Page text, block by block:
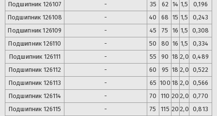
Подшипник 126107 - 35 62 14 1,5
0,196
Подшипник 126108 - 40 68 15 1,5
0,243
Подшипник 126109 - 45 75 16 1,5
0,308
Подшипник 126110 - 50 80 16 1,5
0,334
Подшипник 126111 - 55 90 18 2,0 0,489
Подшипник 126112 - 60 95 18 2,0 0,522
Подшипник 126113 - 65 100 18 2,0 0,566
Подшипник 126114 - 70 110 20 2,0 0,770
Подшипник 126115 - 75 115 20 2,0 0,813